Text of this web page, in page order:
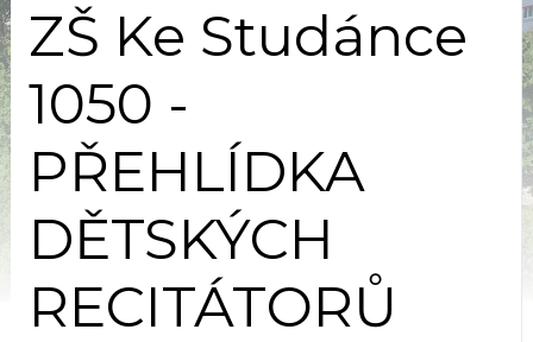
ZŠ Ke Studánce
1050 -
PŘEHLÍDKA
DĚTSKÝCH
RECITÁTORŮ